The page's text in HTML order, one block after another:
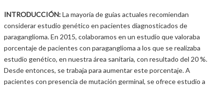
INTRODUCCIÓN:La mayoría de guías actuales recomiendan
considerar estudio genético en pacientes diagnosticados de
paraganglioma. En 2015, colaboramos en un estudio que valoraba
porcentaje de pacientes con paraganglioma a los que se realizaba
estudio genético, en nuestra área sanitaria, con resultado del 20 %.
Desde entonces, se trabaja para aumentar este porcentaje. A
pacientes con presencia de mutación germinal, se ofrece estudio a